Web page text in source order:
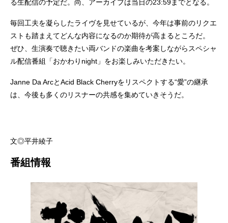
る生配信の予定だ。尚、アーカイブは当日の23:59までとなる。
毎回工夫を凝らしたライヴを見せているが、今年は事前のリクエ
ストも踏まえてどんな内容になるのか期待が高まるところだ。
ぜひ、生演奏で聴きたい両バンドの楽曲を考案しながらスペシャ
ル配信番組「おかわりnight」をお楽しみいただきたい。
Janne Da ArcとAcid Black Cherryをリスペクトする“愛”の継承
は、今後も多くのリスナーの共感を集めていきそうだ。
文◎平井綾子
番組情報